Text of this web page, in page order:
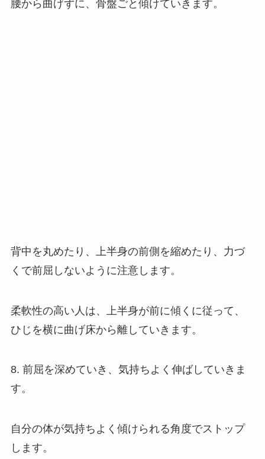
腰から曲げずに、骨盤ごと傾けていきます。
背中を丸めたり、上半身の前側を縮めたり、力づ
くで前屈しないように注意します。
柔軟性の高い人は、上半身が前に傾くに従って、
ひじを横に曲げ床から離していきます。
8. 前屈を深めていき、気持ちよく伸ばしていきま
す。
自分の体が気持ちよく傾けられる角度でストップ
します。